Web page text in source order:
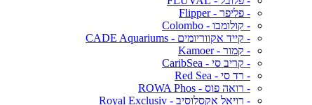
- פליפר - Flipper
- קולומבו - Colombo
- קייד אקווריומים - CADE Aquariums
- קמור - Kamoer
- קריב סי - CaribSea
- רד סי - Red Sea
- רואה פוס - ROWA Phos
- רויאל אקסלוסיב - Royal Exclusiv